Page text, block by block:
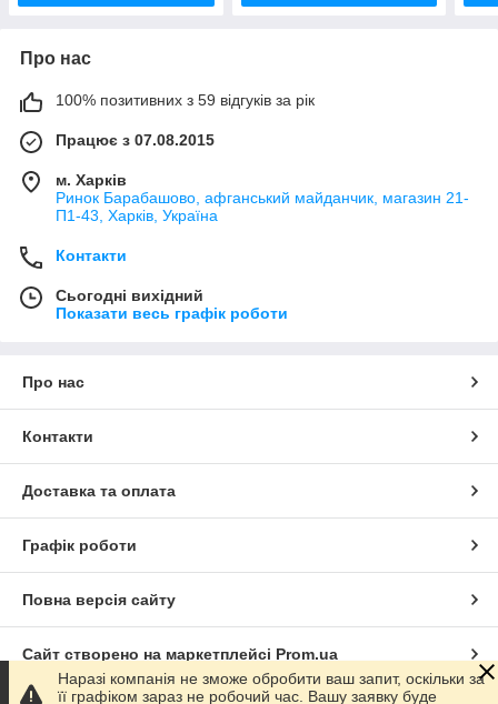
Про нас
100% позитивних з 59 відгуків за рік
Працює з 07.08.2015
м. Харків
Ринок Барабашово, афганський майданчик, магазин 21-
П1-43, Харків, Україна
Контакти
Сьогодні вихідний
Показати весь графік роботи
Про нас
Контакти
Доставка та оплата
Графік роботи
Повна версія сайту
Сайт створено на маркетплейсі Prom.ua
Наразі компанія не зможе обробити ваш запит, оскільки за
її графіком зараз не робочий час. Вашу заявку буде